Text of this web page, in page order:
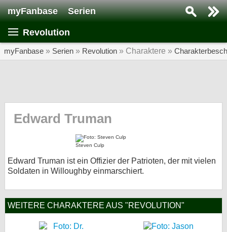
myFanbase Serien
Revolution
myFanbase » Serien » Revolution » Charaktere »
Edward Truman
Steven Culp
Edward Truman ist ein Offizier der Patrioten, der mit vielen
Soldaten in Willoughby einmarschiert.
WEITERE CHARAKTERE AUS "REVOLUTION"
Serie suchen...
SERIEN
KULTUR
Specials
Gewinnspiele